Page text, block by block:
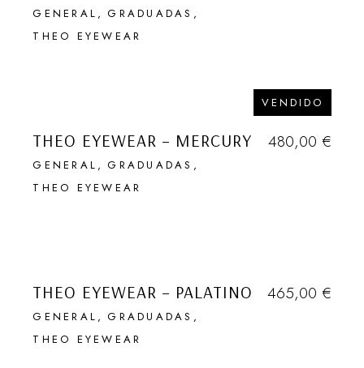
GENERAL
GRADUADAS
THEO EYEWEAR
VENDIDO
THEO EYEWEAR – MERCURY
GENERAL
GRADUADAS
THEO EYEWEAR
480,00 €
THEO EYEWEAR – PALATINO
GENERAL
GRADUADAS
THEO EYEWEAR
465,00 €